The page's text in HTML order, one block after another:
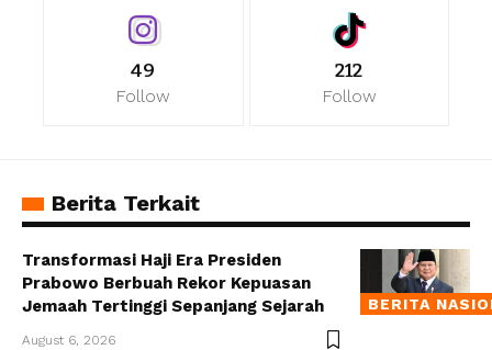
49
Follow
212
Follow
Berita Terkait
BERITA
Transformasi Haji Era Presiden
Prabowo Berbuah Rekor Kepuasan
Jemaah Tertinggi Sepanjang Sejarah
August 6, 2026